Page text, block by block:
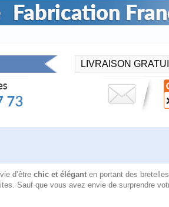
LIVRAISON
d’être chic et élégant en portant des
Sauf que vous avez envie de surprendre